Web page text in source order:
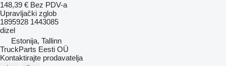
148,39 € Bez PDV-a
Upravljački zglob
1895928 1443085
dizel
Estonija, Tallinn
TruckParts Eesti OÜ
Kontaktirajte prodavatelja